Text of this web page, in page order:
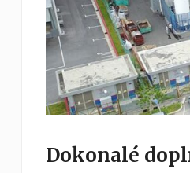
Dokonalé